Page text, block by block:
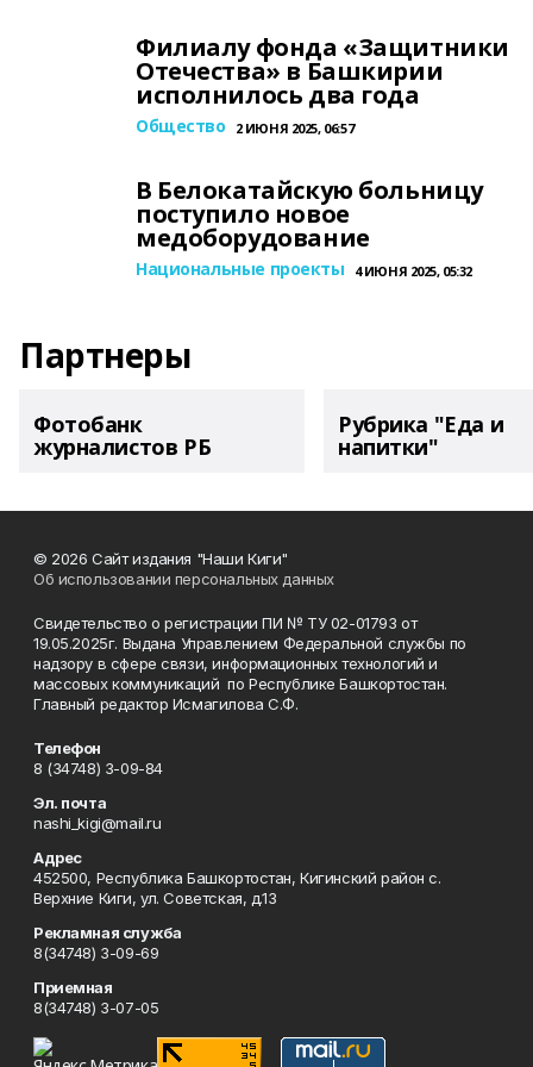
Филиалу фонда «Защитники
Отечества» в Башкирии
исполнилось два года
Общество 2 ИЮНЯ 2025, 06:57
В Белокатайскую больницу
поступило новое
медоборудование
Национальные проекты 4 ИЮНЯ 2025, 05:32
Партнеры
Фотобанк
журналистов РБ
Рубрика "Еда и
напитки"
© 2026 Сайт издания "Наши Киги"
Об использовании персональных данных
Свидетельство о регистрации ПИ № ТУ 02-01793 от
19.05.2025г. Выдана Управлением Федеральной службы по
надзору в сфере связи, информационных технологий и
массовых коммуникаций по Республике Башкортостан.
Главный редактор Исмагилова С.Ф.
Телефон
8 (34748) 3-09-84
Эл. почта
nashi_kigi@mail.ru
Адрес
452500, Республика Башкортостан, Кигинский район с.
Верхние Киги, ул. Советская, д.13
Рекламная служба
8(34748) 3-09-69
Приемная
8(34748) 3-07-05